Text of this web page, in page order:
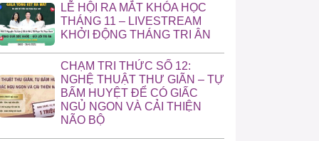
LỄ HỘI RA MẮT KHÓA HỌC
THÁNG 11 – LIVESTREAM
KHỞI ĐỘNG THÁNG TRI ÂN
CHẠM TRI THỨC SỐ 12:
NGHỆ THUẬT THƯ GIÃN – TỰ
BẤM HUYỆT ĐỂ CÓ GIẤC
NGỦ NGON VÀ CẢI THIỆN
NÃO BỘ